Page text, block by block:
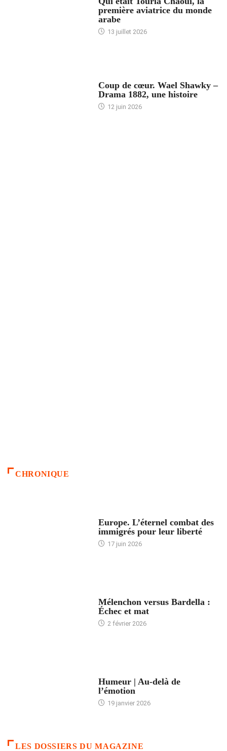
première aviatrice du monde
arabe
13 juillet 2026
Coup de cœur. Wael Shawky –
Drama 1882, une histoire
12 juin 2026
CHRONIQUE
Europe. L’éternel combat des
immigrés pour leur liberté
17 juin 2026
Mélenchon versus Bardella :
Échec et mat
2 février 2026
Humeur | Au-delà de
l’émotion
19 janvier 2026
LES DOSSIERS DU MAGAZINE